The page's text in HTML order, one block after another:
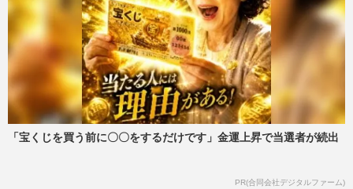
「宝くじを買う前に〇〇をするだけです」金運上昇で当選者が続出
PR(合同会社デジタルファーム)